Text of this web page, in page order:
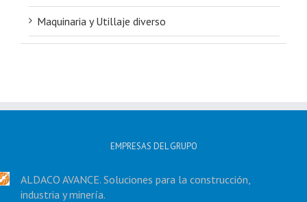
Maquinaria y Utillaje diverso
EMPRESAS DEL GRUPO
ALDACO AVANCE. Soluciones para la construcción,
industria y minería.